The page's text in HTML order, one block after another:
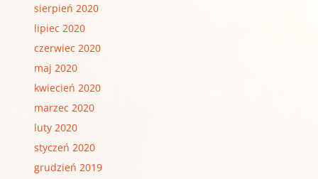
sierpień 2020
lipiec 2020
czerwiec 2020
maj 2020
kwiecień 2020
marzec 2020
luty 2020
styczeń 2020
grudzień 2019